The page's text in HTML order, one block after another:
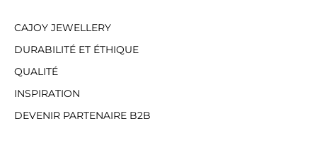
CAJOY JEWELLERY
DURABILITÉ ET ÉTHIQUE
QUALITÉ
INSPIRATION
DEVENIR PARTENAIRE B2B